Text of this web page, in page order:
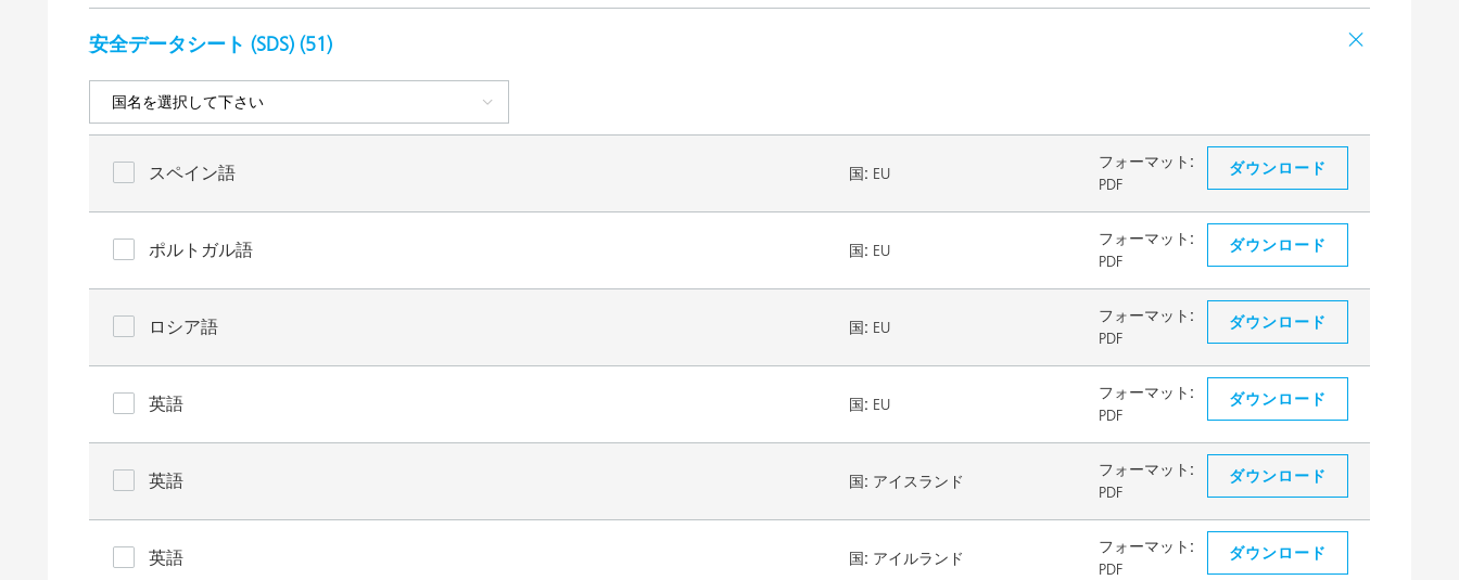
安全データシート (SDS) (51)
スペイン語 国: EU
フォーマット:
PDF
ダウンロード
ポルトガル語 国: EU
フォーマット:
PDF
ダウンロード
ロシア語 国: EU
フォーマット:
PDF
ダウンロード
英語 国: EU
フォーマット:
PDF
ダウンロード
英語 国: アイスランド
フォーマット:
PDF
ダウンロード
英語 国: アイルランド
フォーマット:
PDF
ダウンロード